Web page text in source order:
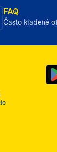
FAQ
Často kladené